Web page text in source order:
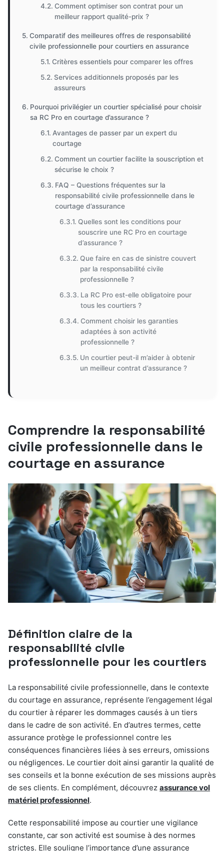
Comment optimiser son contrat pour un
meilleur rapport qualité-prix ?
Comparatif des meilleures offres de responsabilité
civile professionnelle pour courtiers en assurance
Critères essentiels pour comparer les offres
Services additionnels proposés par les
assureurs
Pourquoi privilégier un courtier spécialisé pour choisir
sa RC Pro en courtage d’assurance ?
Avantages de passer par un expert du
courtage
Comment un courtier facilite la souscription et
sécurise le choix ?
FAQ – Questions fréquentes sur la
responsabilité civile professionnelle dans le
courtage d’assurance
Quelles sont les conditions pour
souscrire une RC Pro en courtage
d’assurance ?
Que faire en cas de sinistre couvert
par la responsabilité civile
professionnelle ?
La RC Pro est-elle obligatoire pour
tous les courtiers ?
Comment choisir les garanties
adaptées à son activité
professionnelle ?
Un courtier peut-il m’aider à obtenir
un meilleur contrat d’assurance ?
Comprendre la responsabilité
civile professionnelle dans le
courtage en assurance
Définition claire de la
responsabilité civile
professionnelle pour les courtiers
La responsabilité civile professionnelle, dans le contexte
du courtage en assurance, représente l’engagement légal
du courtier à réparer les dommages causés à un tiers
dans le cadre de son activité. En d’autres termes, cette
assurance protège le professionnel contre les
conséquences financières liées à ses erreurs, omissions
ou négligences. Le courtier doit ainsi garantir la qualité de
ses conseils et la bonne exécution de ses missions auprès
de ses clients. En complément, découvrez assurance vol
matériel professionnel.
Cette responsabilité impose au courtier une vigilance
constante, car son activité est soumise à des normes
strictes. Elle souligne l’importance d’une assurance